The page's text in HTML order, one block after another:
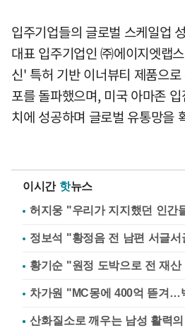
입주기업들의 글로벌 스케일업
대표 입주기업인 ㈜에이지엣랩
신' 특허 기반 이너뷰티 제품으
포를 돌파했으며, 미국 아마존
치에 성공하며 글로벌 유통망을
이시간 핫뉴스
허지웅 "우리가 지지했던 인간
정보석 "황정음 전 남편 서글
황기순 "원정 도박으로 전 재